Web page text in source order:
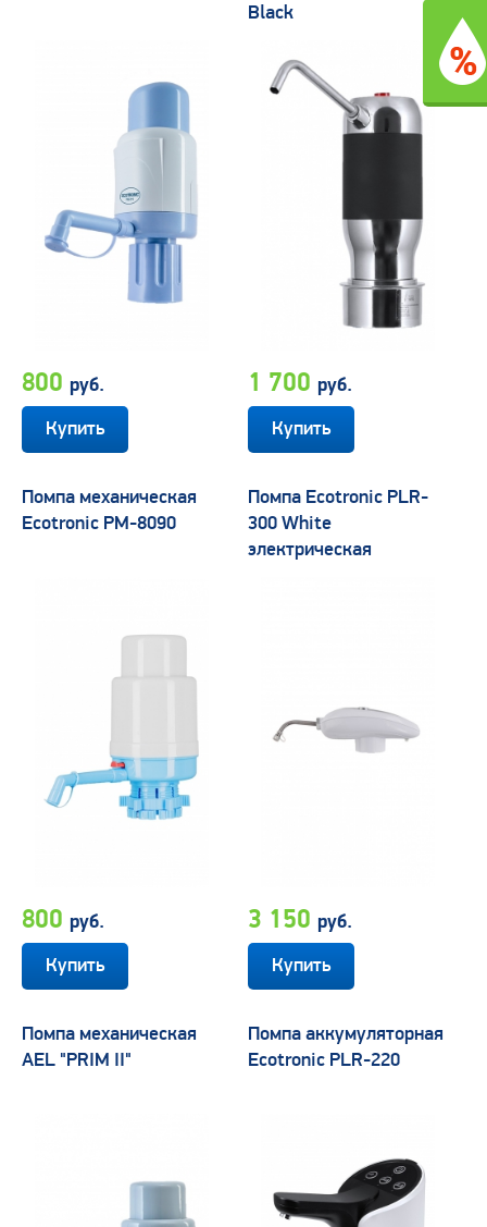
800 руб.
Black
1 700 руб.
Помпа механическая
Ecotronic PM-8090
800 руб.
Помпа Ecotronic PLR-
300 White
электрическая
3 150 руб.
Помпа механическая
AEL "PRIM II"
Помпа аккумуляторная
Ecotronic PLR-220